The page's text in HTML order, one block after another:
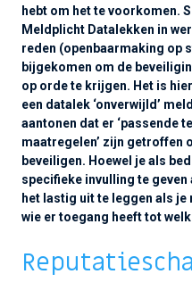
hebt om het te voorkomen.
Meldplicht Datalekken in
reden (openbaarmaking op
bijgekomen om de
op orde te krijgen. Het is
een datalek ‘onverwijld’
aantonen dat er ‘passende
maatregelen’ zijn getroffen
beveiligen. Hoewel je als
specifieke invulling te
het lastig uit te leggen als
wie er toegang heeft tot